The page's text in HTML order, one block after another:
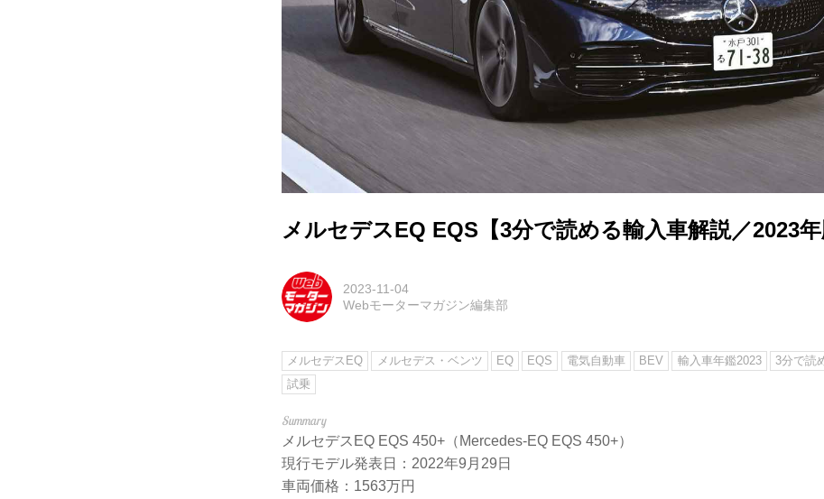
メルセデスEQ EQS【3分で読める輸入車解説／2023年
2023-11-04
Webモーターマガジン編集部
メルセデスEQ メルセデス・ベンツ EQ EQS 電気自動車 BEV 輸入車年鑑2023
3分で読
試乗
メルセデスEQ EQS 450+（Mercedes-EQ EQS 450+）
現行モデル発表日：2022年9月29日
車両価格：1563万円